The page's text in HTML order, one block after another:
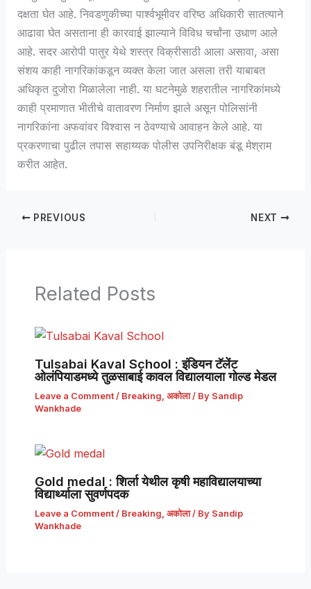
दक्षता घेत आहे. निवडणुकीच्या पार्श्वभूमीवर वरिष्ठ अधिकारी सातत्याने
आढावा घेत असताना ही कारवाई झाल्याने विविध चर्चांना उधाण आले
आहे. सदर आरोपी पातुर येथे शस्त्र विक्रीसाठी आला असावा, असा
संशय काही नागरिकांकडून व्यक्त केला जात असला तरी याबाबत
अधिकृत दुजोरा मिळालेला नाही. या घटनेमुळे शहरातील नागरिकांमध्ये
काही प्रमाणात भीतीचे वातावरण निर्माण झाले असून पोलिसांनी
नागरिकांना अफवांवर विश्वास न ठेवण्याचे आवाहन केले आहे. या
प्रकरणाचा पुढील तपास सहाय्यक पोलीस उपनिरीक्षक बंडू मेश्राम
करीत आहेत.
PREVIOUS NEXT
Related Posts
Tulsabai Kaval School : इंडियन टॅलेंट
ओलंपियाडमध्ये तुळसाबाई कावल विद्यालयाला गोल्ड मेडल
Leave a Comment / Breaking अकोला/ By Sandip
Wankhade
Gold medal : शिर्ला येथील कृषी महाविद्यालयाच्या
विद्यार्थ्याला सुवर्णपदक
Leave a Comment / Breaking अकोला/ By Sandip
Wankhade